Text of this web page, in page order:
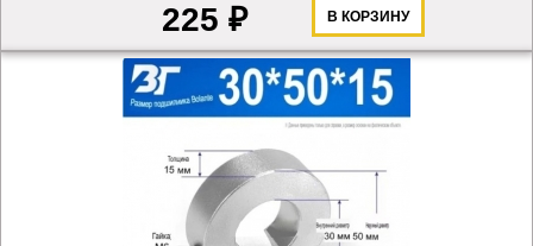
225 ₽ В КОРЗИНУ